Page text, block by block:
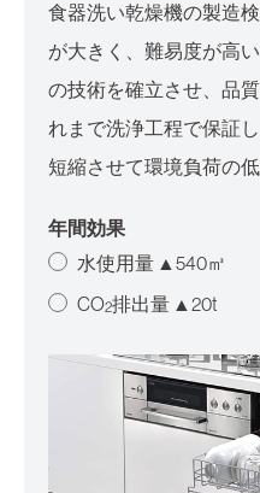
食器洗い乾燥機の製造
が大きく、難易度が高
の技術を確立させ、品
れまで洗浄工程で保証
短縮させて環境負荷の
年間効果
水使用量 ▲540㎥
CO2排出量 ▲20t